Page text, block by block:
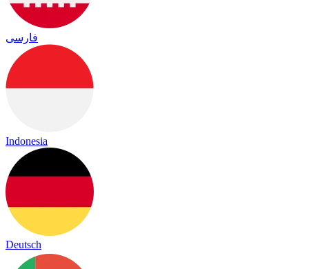
فارسی
Indonesia
Deutsch